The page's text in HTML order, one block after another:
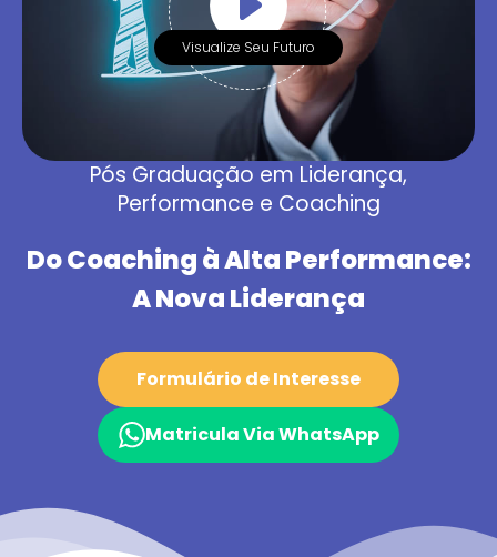
Pós Graduação em Liderança,
Performance e Coaching
Do Coaching à Alta Performance:
A Nova Liderança
Formulário de Interesse
Matricula Via WhatsApp
Visualize Seu Futuro